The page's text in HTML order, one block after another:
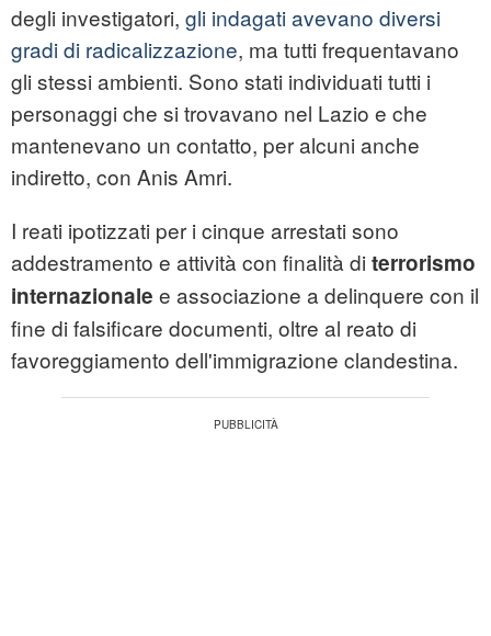
degli investigatori, gli indagati avevano diversi
gradi di radicalizzazione, ma tutti frequentavano
gli stessi ambienti. Sono stati individuati tutti i
personaggi che si trovavano nel Lazio e che
mantenevano un contatto, per alcuni anche
indiretto, con Anis Amri.
I reati ipotizzati per i cinque arrestati sono
addestramento e attività con finalità di terrorismo
internazionale e associazione a delinquere con il
fine di falsificare documenti, oltre al reato di
favoreggiamento dell'immigrazione clandestina.